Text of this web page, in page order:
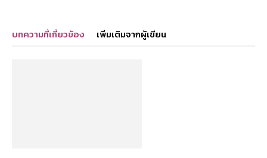
บทความที่เกี่ยวข้อง เพิ่มเติมจากผู้เขียน